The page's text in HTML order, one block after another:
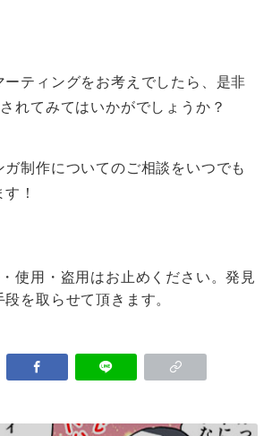
ーティングをお考えでしたら、是非
れてみてはいかがでしょうか？
ガ制作についてのご相談をいつでも
！
使用・盗用はお止めください。発見
を取らせて頂きます。